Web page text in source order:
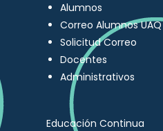
Alumnos
Correo Alumnos UAQ
Solicitud Correo
Docentes
Administrativos
Educación Continua